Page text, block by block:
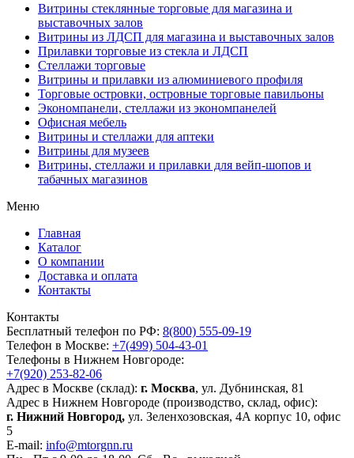
Витрины стеклянные торговые для магазина и
выставочных залов
Витрины из ЛДСП для магазина и выставочных залов
Прилавки торговые из стекла и ЛДСП
Стеллажи торговые
Витрины и прилавки из алюминиевого профиля
Торговые островки, островные торговые павильоны
Экономпанели, стеллажи из экономпанелей
Офисная мебель
Витрины и стеллажи для аптеки
Витрины для музеев
Витрины, стеллажи и прилавки для вейп-шопов и
табачных магазинов
Меню
Главная
Каталог
О компании
Доставка и оплата
Контакты
Контакты
Бесплатный телефон по РФ: 8(800) 555-09-19
Телефон в Москве: +7(499) 504-43-01
Телефоны в Нижнем Новгороде:
+7(920) 253-82-06
Адрес в Москве (склад): г. Москва, ул. Дубнинская, 81
Адрес в Нижнем Новгороде (производство, склад, офис):
г. Нижний Новгород, ул. Зеленхозовская, 4А корпус 10, офис
5
E-mail: info@mtorgnn.ru